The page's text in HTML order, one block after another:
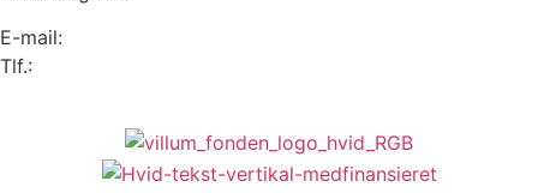
E-mail:
Tlf.: